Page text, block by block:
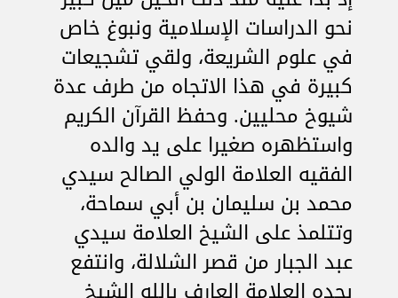
نحو الدراسات الإسلامية ونبوغ خاص
في علوم الشريعة، ولقي تشجيعات
كبيرة في هذا الاتجاه من طرف عدة
شيوخ محليين. وحفظ القرآن الكريم
واستظهره صغيرا على يد والده
الفقيه العلامة الولي الصالح سيدي
محمد بن سليمان بن أبي سماحة،
وتتلمذ على الشيخ العلامة سيدي
عبد الجبار من قصر الشلالة، وانتفع